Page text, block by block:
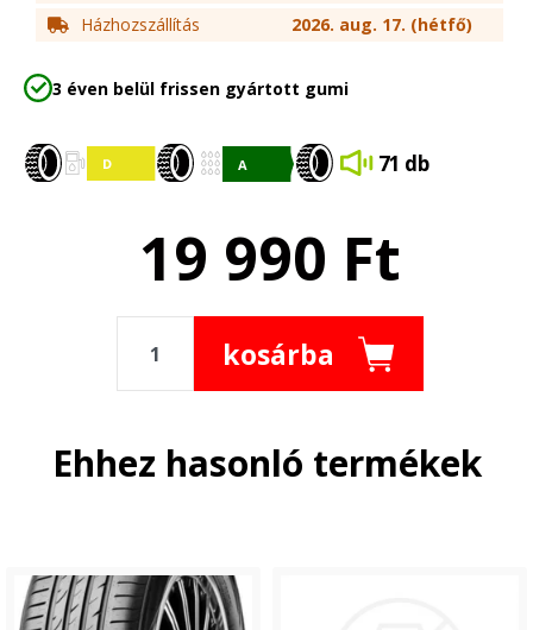
Házhozszállítás
2026. aug. 17. (hétfő)
3 éven belül frissen gyártott gumi
71 db
19 990 Ft
kosárba
Ehhez hasonló termékek